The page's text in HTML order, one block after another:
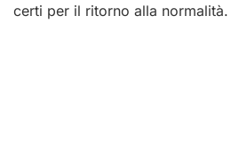
certi per il ritorno alla normalità.